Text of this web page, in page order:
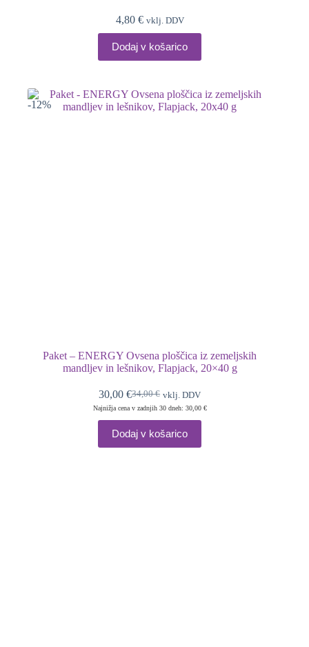
4,80 € vklj. DDV
Dodaj v košarico
-12%
Paket – ENERGY Ovsena ploščica iz zemeljskih
mandljev in lešnikov, Flapjack, 20×40 g
34,00€
Izvirna
cena
je
bila:
34,00 €.
30,00€Trenutna
cena
je:
30,00 €.
vklj. DDV
Najnižja cena v zadnjih 30 dneh: 30,00 €
Dodaj v košarico